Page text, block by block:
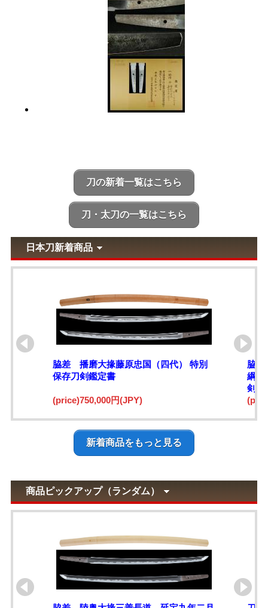
刀の新着一覧はこちら
刀・太刀の一覧はこちら
日本刀新着商品
脇差 播磨大掾藤原忠国（四代） 特別
保存刀剣鑑定書
(price)750,000円(JPY)
脇
綱)
剣
新着商品をもっと見る
商品ピックアップ（ランダム）